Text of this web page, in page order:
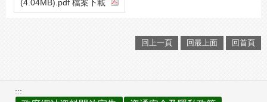
(4.04MB).pdf 檔案下載
回上一頁 回最上面 回首頁
:::